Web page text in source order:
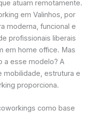
atuam remotamente.
em Valinhos, por
moderna, funcional e
profissionais liberais
em home office. Mas
a esse modelo? A
mobilidade, estrutura e
proporciona.
como base